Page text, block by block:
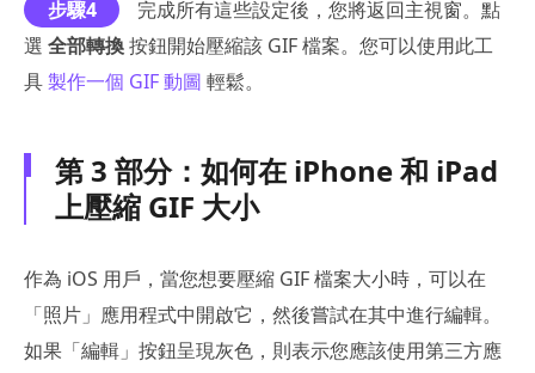
步驟4
完成所有這些設定後，您將返回主視窗。點
選 全部轉換按鈕開始壓縮該 GIF 檔案。您可以使用此工
具製作一個 GIF 動圖 輕鬆。
第 3 部分：如何在 iPhone 和 iPad
上壓縮 GIF 大小
作為 iOS 用戶，當您想要壓縮 GIF 檔案大小時，可以在
「照片」應用程式中開啟它，然後嘗試在其中進行編輯。
如果「編輯」按鈕呈現灰色，則表示您應該使用第三方應